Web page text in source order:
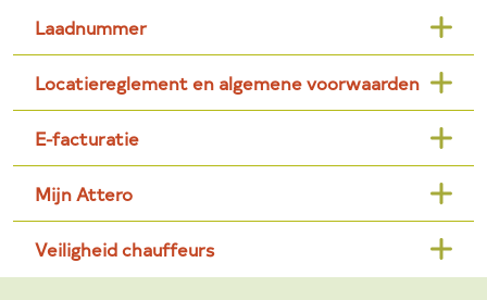
Laadnummer
Locatiereglement en algemene voorwaarden
E-facturatie
Mijn Attero
Veiligheid chauffeurs